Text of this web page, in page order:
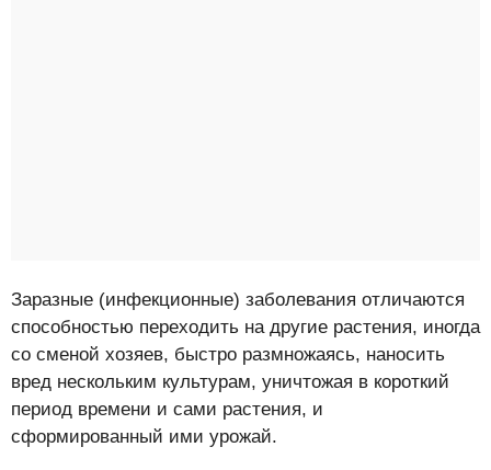
Заразные (инфекционные) заболевания отличаются
способностью переходить на другие растения, иногда
со сменой хозяев, быстро размножаясь, наносить
вред нескольким культурам, уничтожая в короткий
период времени и сами растения, и
сформированный ими урожай.